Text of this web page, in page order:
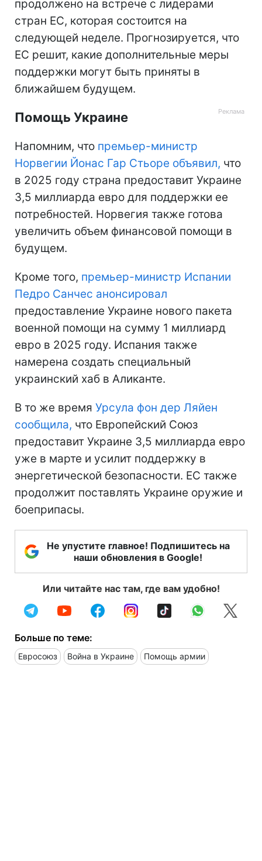
продолжено на встрече с лидерами
стран ЕС, которая состоится на
следующей неделе. Прогнозируется, что
ЕС решит, какие дополнительные меры
поддержки могут быть приняты в
ближайшем будущем.
Помощь Украине
Напомним, что премьер-министр
Норвегии Йонас Гар Стьоре объявил, что
в 2025 году страна предоставит Украине
3,5 миллиарда евро для поддержки ее
потребностей. Норвегия также готова
увеличить объем финансовой помощи в
будущем.
Кроме того, премьер-министр Испании
Педро Санчес анонсировал
предоставление Украине нового пакета
военной помощи на сумму 1 миллиард
евро в 2025 году. Испания также
намерена создать специальный
украинский хаб в Аликанте.
В то же время Урсула фон дер Ляйен
сообщила, что Европейский Союз
предоставит Украине 3,5 миллиарда евро
уже в марте и усилит поддержку в
энергетической безопасности. ЕС также
продолжит поставлять Украине оружие и
боеприпасы.
Не упустите главное! Подпишитесь на
наши обновления в Google!
Или читайте нас там, где вам удобно!
Больше по теме:
Евросоюз Война в Украине Помощь армии